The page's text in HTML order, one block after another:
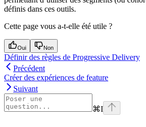
définis dans ces outils.
Cette page vous a-t-elle été utile ?
Oui Non
Définir des règles de Progressive Delivery
Précédent
Créer des expériences de feature
Suivant
⌘I